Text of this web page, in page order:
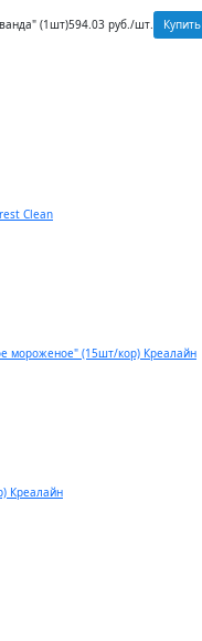
(1шт)594.03 руб./шт.
Купить
Clean
мороженое" (15шт/кор) Креалайн
Креалайн